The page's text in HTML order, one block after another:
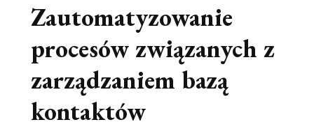
Zautomatyzowanie
procesów związanych z
zarządzaniem bazą
kontaktów